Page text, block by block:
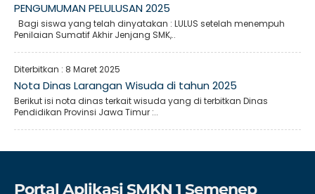
PENGUMUMAN PELULUSAN 2025
Bagi siswa yang telah dinyatakan : LULUS setelah menempuh
Penilaian Sumatif Akhir Jenjang SMK,..
Diterbitkan : 8 Maret 2025
Nota Dinas Larangan Wisuda di tahun 2025
Berikut isi nota dinas terkait wisuda yang di terbitkan Dinas
Pendidikan Provinsi Jawa Timur :..
Portal Aplikasi SMKN 1 Semenep